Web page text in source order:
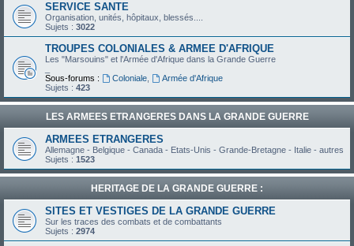
SERVICE SANTE
Organisation, unités, hôpitaux, blessés....
Sujets : 3022
TROUPES COLONIALES & ARMEE D'AFRIQUE
Les "Marsouins" et l'Armée d'Afrique dans la Grande Guerre
Sous-forums :
Coloniale,
Armée d'Afrique
Sujets : 423
LES ARMEES ETRANGERES DANS LA GRANDE GUERRE
ARMEES ETRANGERES
Allemagne - Belgique - Canada - Etats-Unis - Grande-Bretagne - Italie - autres
Sujets : 1523
HERITAGE DE LA GRANDE GUERRE :
SITES ET VESTIGES DE LA GRANDE GUERRE
Sur les traces des combats et de combattants
Sujets : 2974